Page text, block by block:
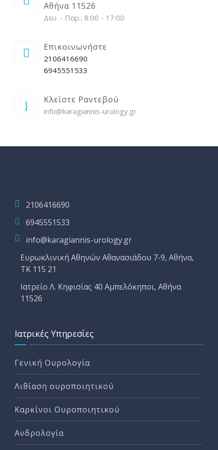
Αθήνα 11526
Δευ. - Παρ.: 8:00 - 17:00
Επικοινωνήστε
2106416690
6945551533
Κλείστε Ραντεβού
info@karagiannis-urology.gr
2106416690
6945551533
info@karagiannis-urology.gr
Ευρωκλινική Αθηνών Αθανασιάδου 7-9, Αθήνα,
ΤΚ 115 21
Ιατρείο Λ. Κηφισίας 40 Αμπελόκηποι, Αθήνα
11526
Ιατρικές Υπηρεσίες
Γενική Ουρολογία
Λιθίαση ουροποιητικού
Καρκίνοι Ουροποιητικού
Ανδρολογία